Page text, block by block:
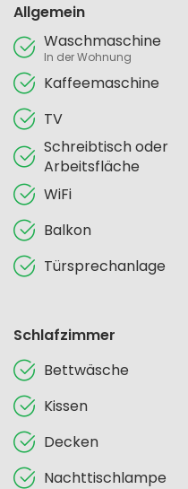
Allgemein
Waschmaschine
In der Wohnung
Kaffeemaschine
TV
Schreibtisch oder
Arbeitsfläche
WiFi
Balkon
Türsprechanlage
Schlafzimmer
Bettwäsche
Kissen
Decken
Nachttischlampe